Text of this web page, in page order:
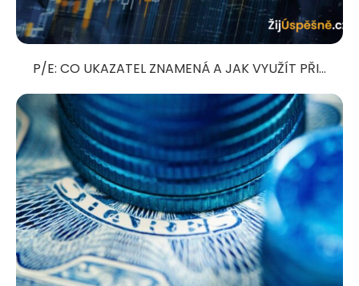
P/E: CO UKAZATEL ZNAMENÁ A JAK VYUŽÍT PŘI...